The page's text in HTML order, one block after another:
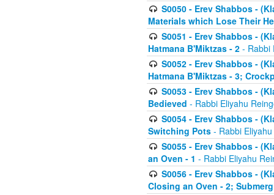
S0050 - Erev Shabbos -
Materials which Lose Their
S0051 - Erev Shabbos -
Hatmana B'Miktzas - 2 - Rabbi
S0052 - Erev Shabbos -
Hatmana B'Miktzas - 3;
S0053 - Erev Shabbos -
Bedieved - Rabbi Eliyahu
S0054 - Erev Shabbos -
Switching Pots - Rabbi
S0055 - Erev Shabbos -
an Oven - 1 - Rabbi Eliyahu
S0056 - Erev Shabbos -
Closing an Oven - 2;